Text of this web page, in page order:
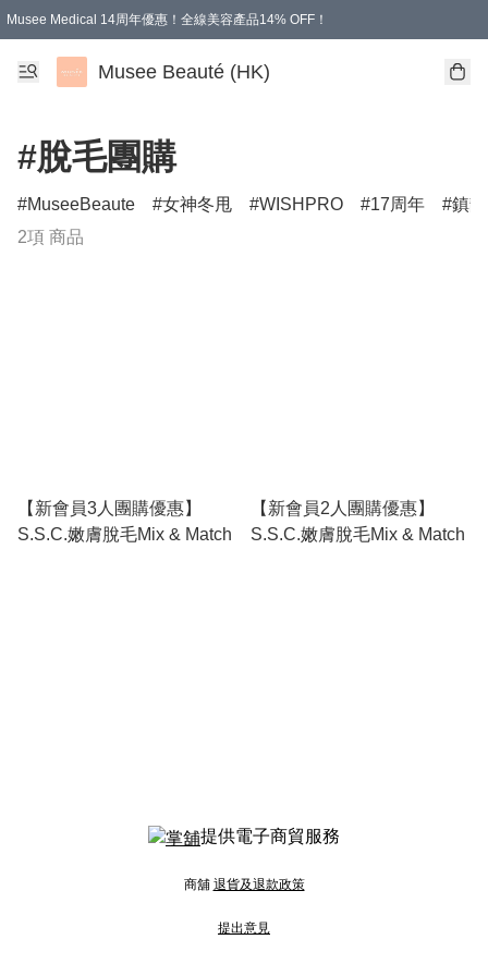
Musee Medical 14周年優惠！全線美容產品14% OFF！
凡購物滿HKD 500.00即享運費減免優惠
Musee Beauté (HK)
#脫毛團購
MuseeBeaute 女神冬甩 WISHPRO 17周年
鎮
2項 商品
【新會員3人團購優惠】
S.S.C.嫩膚脫毛Mix & Match
【新會員2人團購優惠】
S.S.C.嫩膚脫毛Mix & Match
提供電子商貿服務
商舖 退貨及退款政策
提出意見